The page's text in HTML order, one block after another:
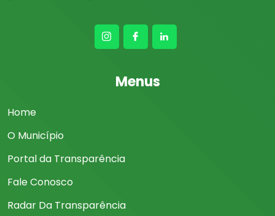
Menus
Home
O Município
Portal da Transparência
Fale Conosco
Radar Da Transparência